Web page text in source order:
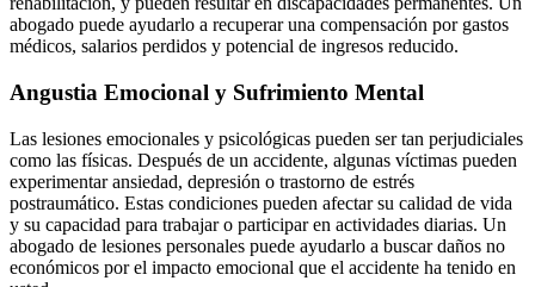
abogado puede ayudarlo a recuperar una compensación por gastos
médicos, salarios perdidos y potencial de ingresos reducido.
Angustia Emocional y Sufrimiento Mental
Las lesiones emocionales y psicológicas pueden ser tan perjudiciales
como las físicas. Después de un accidente, algunas víctimas pueden
experimentar ansiedad, depresión o trastorno de estrés
postraumático. Estas condiciones pueden afectar su calidad de vida
y su capacidad para trabajar o participar en actividades diarias. Un
abogado de lesiones personales puede ayudarlo a buscar daños no
económicos por el impacto emocional que el accidente ha tenido en